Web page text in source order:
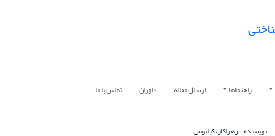
راهنماها ارسال مقاله داوران
تماس با ما
نویسنده =زهراکار، کیانوش